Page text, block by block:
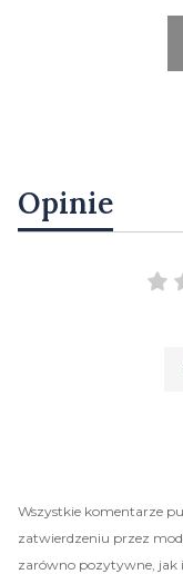
Opinie
Wszystkie komentarze
zatwierdzeniu przez
zarówno pozytywne, jak